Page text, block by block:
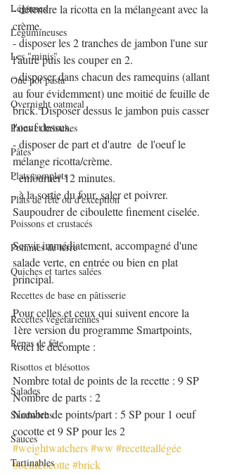
Légumes
Légumineuses
Les "minis"
One pot pasta
Overnight oatmeal
Pains et brioches
Pâtes
Plats complets
Plats de fête ou d'exception
Poissons et crustacés
Pommes de terre
Quiches et tartes salées
Recettes de base en pâtisserie
Recettes végétariennes
Repas de fête
Risottos et blésottos
Salades
Sandwichs
Sauces
Tartinables
- détendre la ricotta en la mélangeant avec la
crème.
- disposer les 2 tranches de jambon l'une sur
l'autre puis les couper en 2.
- disposer dans chacun des ramequins (allant
au four évidemment) une moitié de feuille de
brick. Disposer dessus le jambon puis casser
l'oeuf dessus.
- disposer de part et d'autre  de l'oeuf le
mélange ricotta/crème.
- enfourner 12 minutes.
- à la sortie du four, saler et poivrer.
Saupoudrer de ciboulette finement ciselée.
Servir immédiatement, accompagné d'une
salade verte, en entrée ou bien en plat
principal.
Pour celles et ceux qui suivent encore la
1ère version du programme Smartpoints,
voici le décompte :
Nombre total de points de la recette : 9 SP
Nombre de parts : 2
Nombre de points/part : 5 SP pour 1 oeuf
cocotte et 9 SP pour les 2
#weightwatchers#ww #recetteallégée
#oeufcocotte#brick